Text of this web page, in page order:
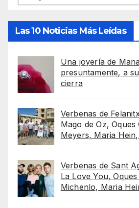
Las 10 Noticias Más Leídas
Una joyería de
presuntamente, a
cierra
Verbenas de
Mago de Oz,
Meyers, Maria
Verbenas de Sant
La Love You,
Michenlo, Maria